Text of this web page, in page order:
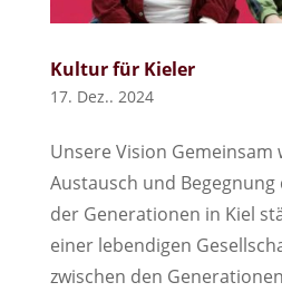
Kultur für Kieler
17. Dez.. 2024
Unsere Vision
Austausch und
der Generationen in Kiel
einer lebendigen
zwischen den